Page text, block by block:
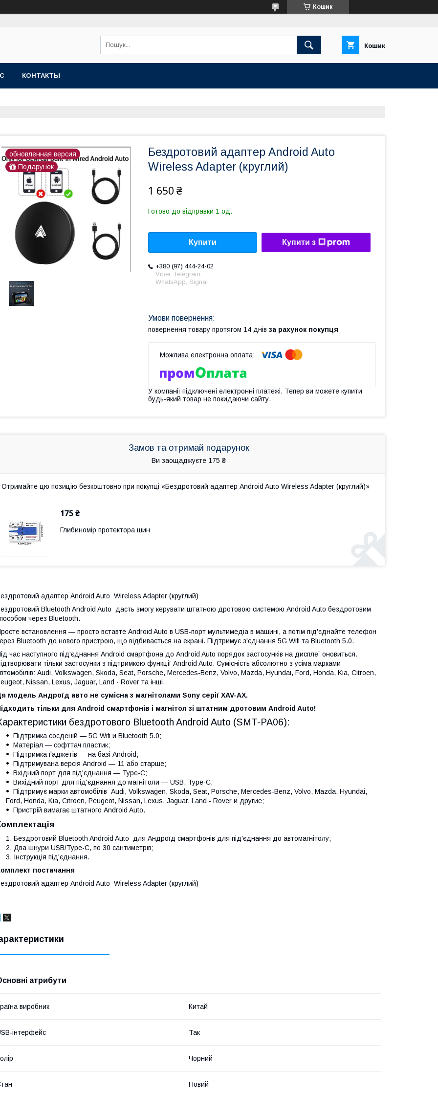
Кошик
Кошик
КОНТАКТЫ
обновленная версия
Подарунок
Бездротовий адаптер Android Auto
Wireless Adapter (круглий)
1 650 ₴
Готово до відправки 1 од.
Купити Купити з
+380 (97) 444-24-02
Viber, Telegram,
WhatsApp, Signal
повернення товару протягом 14 днів за рахунок покупця
У компанії підключені електронні платежі. Тепер ви можете купити
будь-який товар не покидаючи сайту.
Замов та отримай подарунок
Ви заощаджуєте 175 ₴
Отримайте цю позицію безкоштовно при покупці «Бездротовий адаптер Android Auto Wireless Adapter (круглий)»
175 ₴
Глибиномір протектора шин
адаптер Android Auto Wireless Adapter (круглий)
Bluetooth Android Auto дасть змогу керувати штатною дротовою системою Android Auto бездротовим
через Bluetooth.
встановлення — просто вставте Android Auto в USB-порт мультимедіа в машині, а потім під'єднайте телефон
Bluetooth до нового пристрою, що відбивається на екрані. Підтримує з'єднання 5G Wifi та Bluetooth 5.0.
час наступного під'єднання Android смартфона до Android Auto порядок застосунків на дисплеї оновиться.
тільки застосунки з підтримкою функції Android Auto. Сумісність абсолютно з усіма марками
Audi, Volkswagen, Skoda, Seat, Porsche, Mercedes-Benz, Volvo, Mazda, Hyundai, Ford, Honda, Kia, Citroen,
Nissan, Lexus, Jaguar, Land - Rover та інші.
модель Андроїд авто не сумісна з магнітолами Sony серії XAV-AX.
тільки для Android смартфонів і магнітол зі штатним дротовим Android Auto!
бездротового Bluetooth Android Auto (SMT-PA06):
Підтримка соєденій — 5G Wifi и Bluetooth 5.0;
Матеріал — софттач пластик;
Підтримка ґаджетів — на базі Android;
Підтримувана версія Android — 11 або старше;
Вхідний порт для під'єднання — Type-C;
Вихідний порт для під'єднання до магнітоли — USB, Type-C;
Підтримує марки автомобілів Audi, Volkswagen, Skoda, Seat, Porsche, Mercedes-Benz, Volvo, Mazda, Hyundai,
Ford, Honda, Kia, Citroen, Peugeot, Nissan, Lexus, Jaguar, Land - Rover и другие;
Пристрій вимагає штатного Android Auto.
Бездротовий Bluetooth Android Auto для Андроїд смартфонів для під'єднання до автомагнітолу;
Два шнури USB/Type-C, по 30 сантиметрів;
Інструкція під'єднання.
постачання
адаптер Android Auto Wireless Adapter (круглий)
атрибути
виробник Китай
інтерфейс Так
Чорний
Новий